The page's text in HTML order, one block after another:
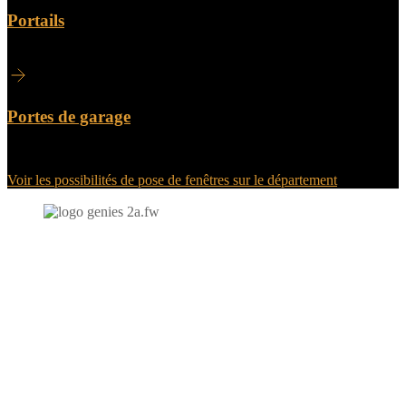
Portails
Portes de garage
Voir les possibilités de pose de fenêtres sur le département